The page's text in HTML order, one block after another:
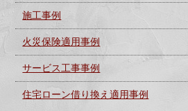
施工事例
火災保険適用事例
サービス工事事例
住宅ローン借り換え適用事例